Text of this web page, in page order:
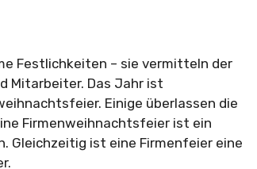
Festlichkeiten – sie vermitteln der
Mitarbeiter. Das Jahr ist
Einige überlassen die
Firmenweihnachtsfeier ist ein
Gleichzeitig ist eine Firmenfeier eine